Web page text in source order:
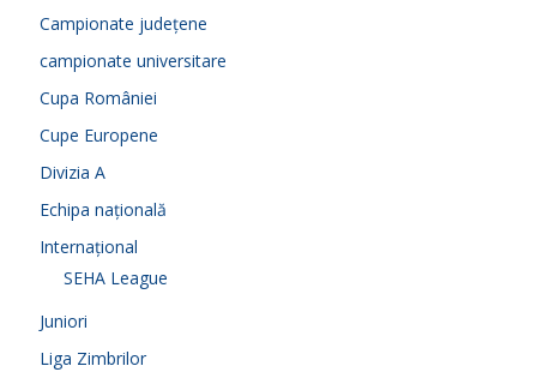
Campionate județene
campionate universitare
Cupa României
Cupe Europene
Divizia A
Echipa națională
Internațional
SEHA League
Juniori
Liga Zimbrilor